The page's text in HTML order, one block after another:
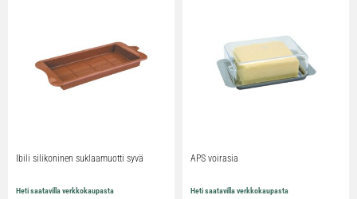
Ibili silikoninen suklaamuotti syvä
Heti saatavilla verkkokaupasta
APS voirasia
Heti saatavilla verkkokaupasta